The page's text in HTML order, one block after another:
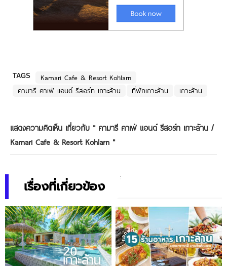
TAGS
Kamari Cafe & Resort Kohlarn
คามารี คาเฟ่ แอนด์ รีสอร์ท เกาะล้าน
ที่พักเกาะล้าน เกาะล้าน
แสดงความคิดเห็น เกี่ยวกับ " คามารี คาเฟ่ แอนด์ รีสอร์ท เกาะล้าน /
Kamari Cafe & Resort Kohlarn "
เรื่องที่เกี่ยวข้อง